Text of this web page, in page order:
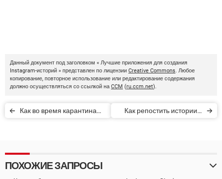
Данный документ под заголовком « Лучшие приложения для создания
Instagram-историй » представлен по лицензии Creative Commons. Любое
копирование, повторное использование или редактирование содержания
должно осуществляться со ссылкой на CCM (ru.ccm.net).
Как во время карантина
Как репостить истории в
ПОХОЖИЕ ЗАПРОСЫ